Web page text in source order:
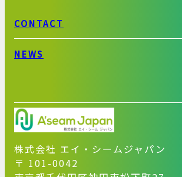
CONTACT
NEWS
株式会社 エイ・シームジャパン
〒 101-0042